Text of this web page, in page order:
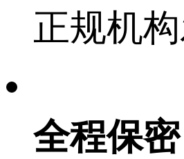
正规机
全程保密